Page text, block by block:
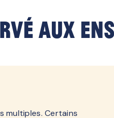
aux
multiples. Certains